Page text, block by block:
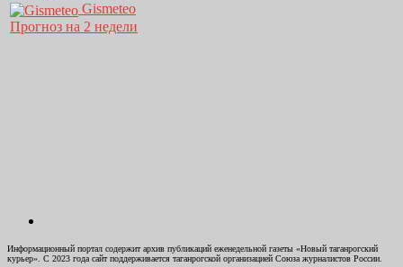
Gismeteo
Прогноз на 2 недели
Информационный портал содержит архив публикаций еженедельной газеты «Новый таганрогский
курьер». С 2023 года сайт поддерживается таганрогской организацией Союза журналистов России.